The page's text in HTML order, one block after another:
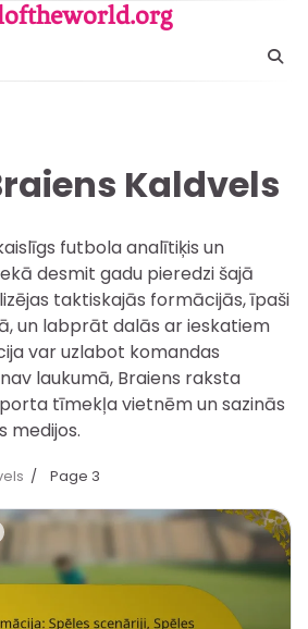
Kaldvels
futbola analītiķis un
desmit gadu pieredzi šajā
taktiskajās formācijās, īpaši
un labprāt dalās ar ieskatiem
var uzlabot komandas
laukumā, Braiens raksta
tīmekļa vietnēm un sazinās
medijos.
Page 3